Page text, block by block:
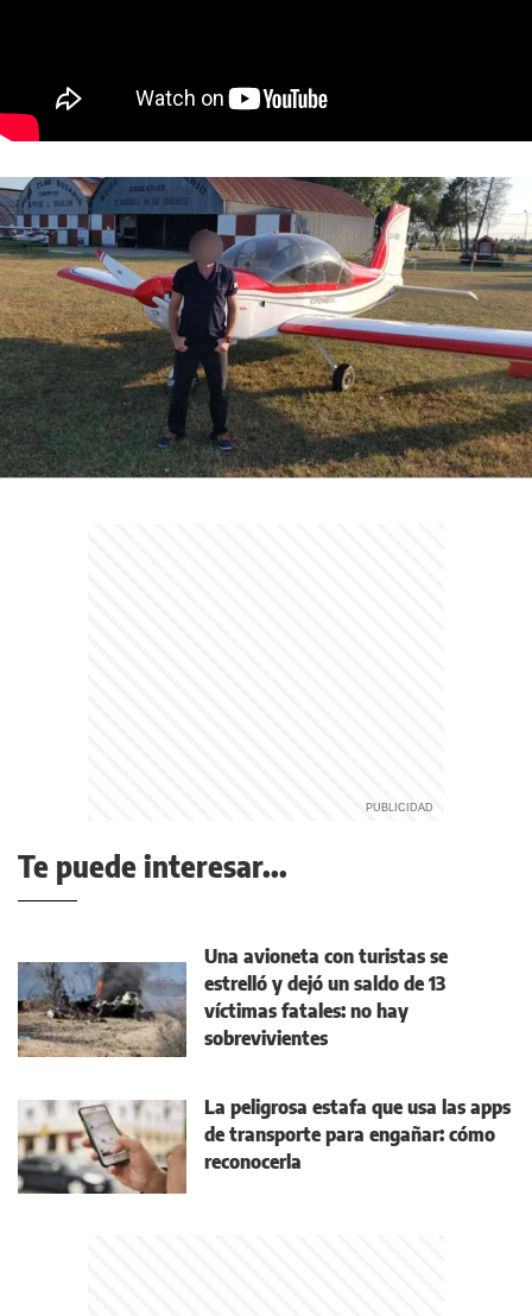
Te puede interesar...
Una avioneta con turistas se
estrelló y dejó un saldo de 13
víctimas fatales: no hay
sobrevivientes
La peligrosa estafa que usa las apps
de transporte para engañar: cómo
reconocerla